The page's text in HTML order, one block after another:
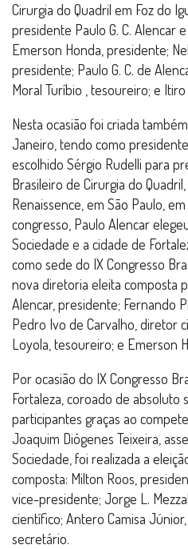
Cirurgia do Quadril em Foz do
presidente Paulo G. C. Alencar
Emerson Honda, presidente;
presidente; Paulo G. C. de
Moral Turíbio , tesoureiro; e
Nesta ocasião foi criada
Janeiro, tendo como
escolhido Sérgio Rudelli para
Brasileiro de Cirurgia do
Renaissence, em São Paulo,
congresso, Paulo Alencar
Sociedade e a cidade de
como sede do IX Congresso
nova diretoria eleita composta
Alencar, presidente; Fernando
Pedro Ivo de Carvalho, diretor
Loyola, tesoureiro; e Emerson
Por ocasião do IX Congresso
Fortaleza, coroado de absoluto
participantes graças ao
Joaquim Diógenes Teixeira,
Sociedade, foi realizada a
composta: Milton Roos,
vice-presidente; Jorge L.
científico; Antero Camisa
secretário.